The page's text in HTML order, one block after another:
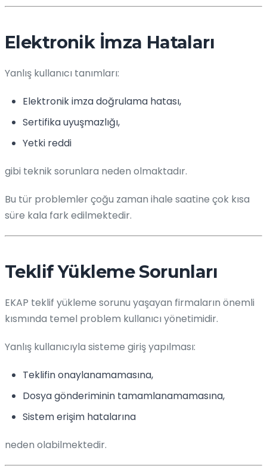
Elektronik İmza Hataları
Yanlış kullanıcı tanımları:
Elektronik imza doğrulama hatası,
Sertifika uyuşmazlığı,
Yetki reddi
gibi teknik sorunlara neden olmaktadır.
Bu tür problemler çoğu zaman ihale saatine çok kısa
süre kala fark edilmektedir.
Teklif Yükleme Sorunları
EKAP teklif yükleme sorunu yaşayan firmaların önemli
kısmında temel problem kullanıcı yönetimidir.
Yanlış kullanıcıyla sisteme giriş yapılması:
Teklifin onaylanamamasına,
Dosya gönderiminin tamamlanamamasına,
Sistem erişim hatalarına
neden olabilmektedir.